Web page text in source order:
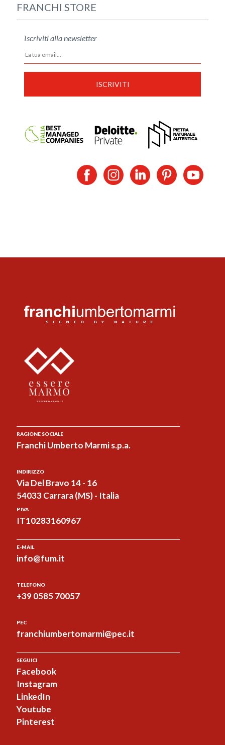
FRANCHI STORE
Iscriviti alla newsletter
RAGIONE SOCIALE
Franchi Umberto Marmi s.p.a.
INDIRIZZO
Via Del Bravo 14 - 16
54033 Carrara (MS) - Italia
P.IVA
IT10283160967
E-MAIL
info@fum.it
TELEFONO
+39 0585 70057
PEC
franchiumbertomarmi@pec.it
SEGUICI
Facebook
Instagram
LinkedIn
Youtube
Pinterest